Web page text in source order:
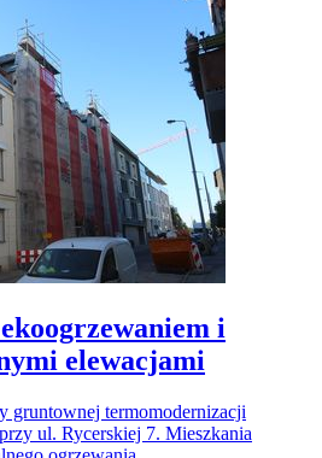
i
elewacjami
gruntownej termomodernizacji
ul. Rycerskiej 7. Mieszkania